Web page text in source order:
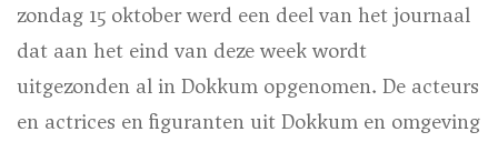
zondag 15 oktober werd een deel van het journaal
dat aan het eind van deze week wordt
uitgezonden al in Dokkum opgenomen. De acteurs
en actrices en figuranten uit Dokkum en omgeving